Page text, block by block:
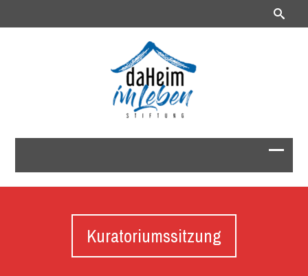
Kuratoriumssitzung